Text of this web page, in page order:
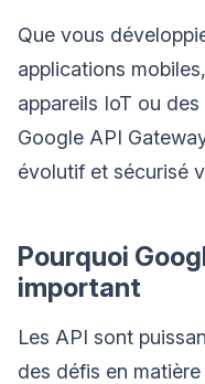
Que vous
applications
appareils IoT ou
Google API
évolutif et sécurisé
Pourquoi
important
Les API sont
des défis en